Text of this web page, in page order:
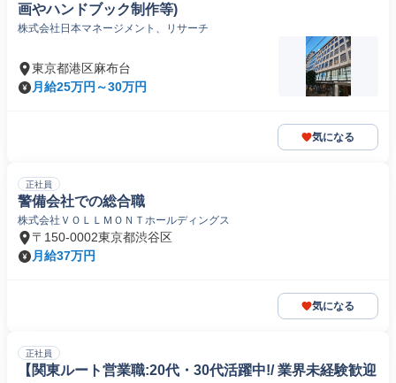
画やハンドブック制作等)
株式会社日本マネージメント、リサーチ
東京都港区麻布台
月給25万円～30万円
気になる
正社員
警備会社での総合職
株式会社ＶＯＬＬＭＯＮＴホールディングス
〒150-0002東京都渋谷区
月給37万円
気になる
正社員
【関東ルート営業職:20代・30代活躍中!/ 業界未経験歓迎